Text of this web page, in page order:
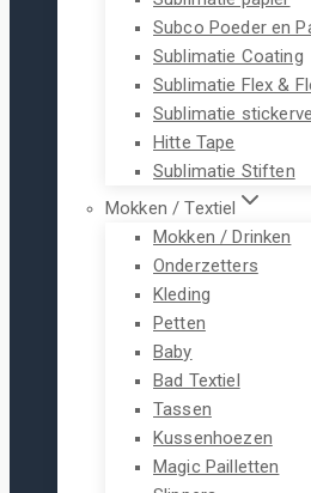
Subco Poeder en
Sublimatie Coating
Sublimatie Flex &
Sublimatie
Hitte Tape
Sublimatie Stiften
Mokken / Textiel
Mokken / Drinken
Onderzetters
Kleding
Petten
Baby
Bad Textiel
Tassen
Kussenhoezen
Magic Pailletten